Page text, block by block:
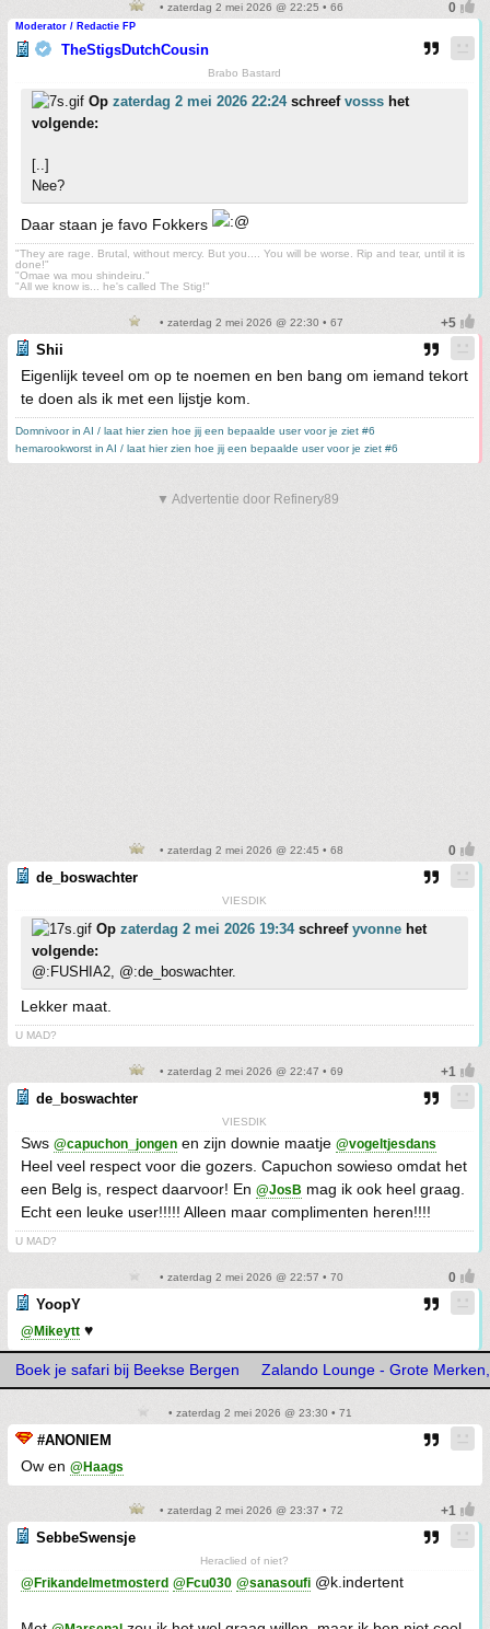
• zaterdag 2 mei 2026 @ 22:25 • 66
Moderator / Redactie FP
TheStigsDutchCousin
Brabo Bastard
Op zaterdag 2 mei 2026 22:24schreef vosss het
volgende:
[..]
Nee?
Daar staan je favo Fokkers
"They are rage. Brutal, without mercy. But you.... You will be worse. Rip and tear, until it is
done!"
"Omae wa mou shindeiru."
"All we know is... he's called The Stig!"
• zaterdag 2 mei 2026 @ 22:30 • 67
Shii
Eigenlijk teveel om op te noemen en ben bang om iemand tekort
te doen als ik met een lijstje kom.
Domnivoor in AI / laat hier zien hoe jij een bepaalde user voor je ziet #6
hemarookworst in AI / laat hier zien hoe jij een bepaalde user voor je ziet #6
▼ Advertentie door Refinery89
• zaterdag 2 mei 2026 @ 22:45 • 68
de_boswachter
VIESDIK
Op zaterdag 2 mei 2026 19:34schreef yvonne het
volgende:
@:FUSHIA2, @:de_boswachter.
Lekker maat.
U MAD?
• zaterdag 2 mei 2026 @ 22:47 • 69
de_boswachter
VIESDIK
Sws @capuchon_jongen en zijn downie maatje @vogeltjesdans
Heel veel respect voor die gozers. Capuchon sowieso omdat het
een Belg is, respect daarvoor! En @JosB mag ik ook heel graag.
Echt een leuke user!!!!! Alleen maar complimenten heren!!!!
U MAD?
• zaterdag 2 mei 2026 @ 22:57 • 70
YoopY
@Mikeytt ♥️
Boek je safari bij Beekse Bergen Zalando Lounge - Grote
• zaterdag 2 mei 2026 @ 23:30 • 71
#ANONIEM
Ow en @Haags
• zaterdag 2 mei 2026 @ 23:37 • 72
SebbeSwensje
Heraclied of niet?
@Frikandelmetmosterd @Fcu030 @sanasoufi @k.indertent